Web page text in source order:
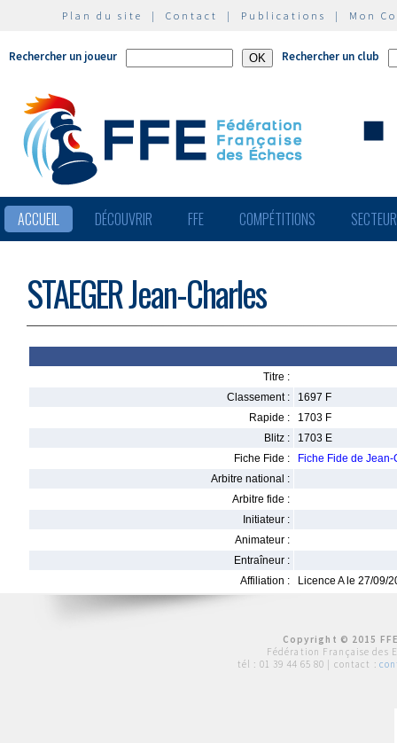
Plan du site | Contact | Publications | Mon
Rechercher un joueur Rechercher un club
ACCUEIL DÉCOUVRIR FFE COMPÉTITIONS
STAEGER Jean-Charles
Titre :
Classement :
1697 F
Rapide :
1703 F
Blitz :
1703 E
Fiche Fide :
Fiche Fide de
Arbitre national :
Arbitre fide :
Initiateur :
Animateur :
Entraîneur :
Affiliation :
Licence A le 27/09/
Copyright © 2015
Fédération Française des
tél : 01 39 44 65 80 | contact :